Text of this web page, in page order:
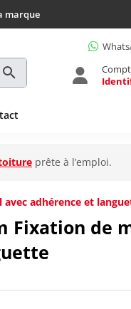
marque
prête à l’emploi.
adhérence et
Fixation de